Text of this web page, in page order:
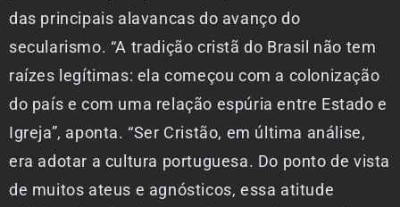
das principais alavancas do avanço do
secularismo. “A tradição cristã do Brasil não tem
raízes legítimas: ela começou com a colonização
do país e com uma relação espúria entre Estado e
Igreja”, aponta. “Ser Cristão, em última análise,
era adotar a cultura portuguesa. Do ponto de vista
de muitos ateus e agnósticos, essa atitude